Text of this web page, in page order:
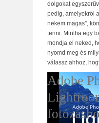
dolgokat
pedig, amelyekről
nekem magas”,
tenni. Mintha egy
mondja el neked,
nyomd meg és
válassz ahhoz,
Adobe